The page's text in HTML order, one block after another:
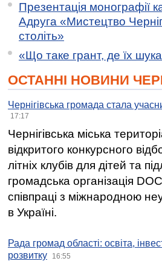
Презентація монографії
Адруга «Мистецтво
століть»
«Що таке грант, де їх
ОСТАННІ НОВИНИ
Чернігівська громада стала
17:17
Чернігівська міська
відкритого конкурсного
літніх клубів для дітей та
громадська організація
співпраці з міжнародною
в Україні.
Рада громад області: освіта,
розвитку
16:55